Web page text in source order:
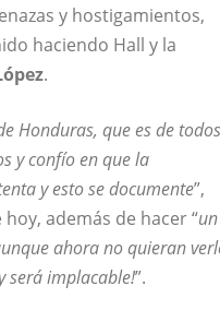
y hostigamientos,
haciendo Hall y la
.
Honduras, que es de
y confío en que la
y esto se documente”,
además de hacer “un
ahora no quieran
será implacable!”.